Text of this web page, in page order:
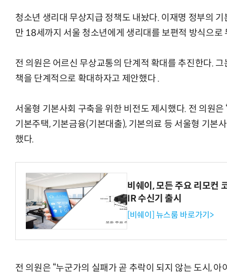
청소년 생리대 무상지급 정책도 내놨다. 이재명 정부의
만 18세까지 서울 청소년에게 생리대를 보편적 방식으로
전 의원은 어르신 무상교통의 단계적 확대를 추진한다.
책을 단계적으로 확대하자고 제안했다 .
서울형 기본사회 구축을 위한 비전도 제시했다. 전 의원
기본주택, 기본금융(기본대출), 기본의료 등 서울형 기본
했다.
비쉐이, 모든 주요 리모컨
IR 수신기 출시
[비쉐이] 뉴스룸 바로가기>
전 의원은 “누군가의 실패가 곧 추락이 되지 않는 도시,